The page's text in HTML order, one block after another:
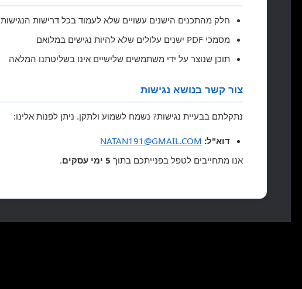
חלק מהתכנים הישנים עשויים שלא לעמוד בכל דרישות הנגישות
מסמכי PDF ישנים עלולים שלא להיות נגישים במלואם
תוכן שנוצר על ידי משתמשים שלישיים אינו בשליטתנו המלאה
צור קשר בנושא נגישות
נתקלתם בבעיית נגישות? נשמח לשמוע ולתקן. ניתן לפנות אלינו:
דוא"ל: NATAN191@GMAIL.COM
אנו מתחייבים לטפל בפנייתכם בתוך 5 ימי עסקים .